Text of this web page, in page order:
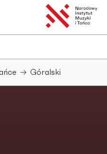
Góralski